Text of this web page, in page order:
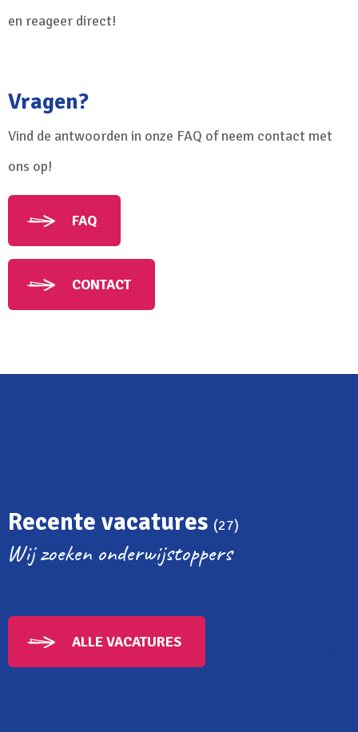
en reageer direct!
Vragen?
Vind de antwoorden in onze FAQ of neem contact met
ons op!
FAQ
CONTACT
Recente vacatures (27)
Wij zoeken onderwijstoppers
ALLE VACATURES